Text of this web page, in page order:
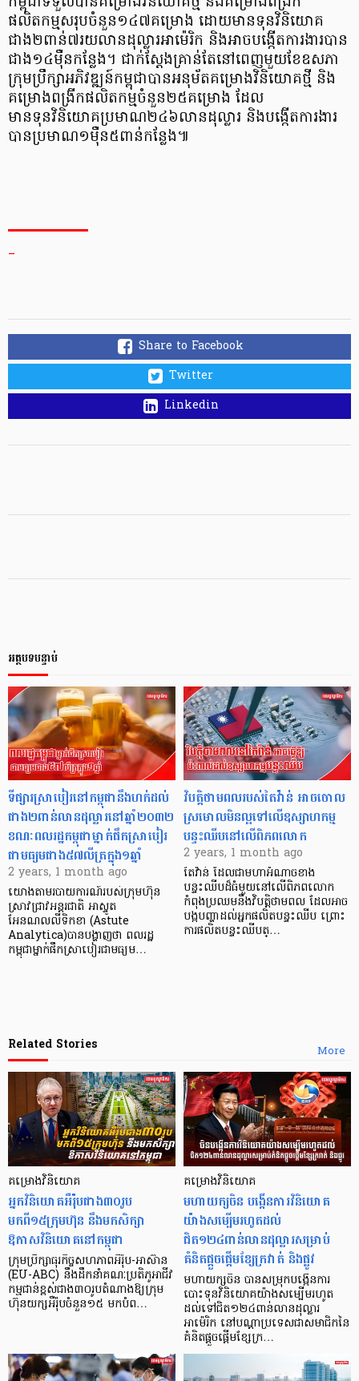
ផលិតកម្មសរុបចំនួន១៤៧គម្រោង ដោយមានទុនវិនិយោគ
ជាង២ពាន់៧រយលានដុល្លារអាម៉េរិក និងអាចបង្កើតការងារបាន
ជាង១៤ម៉ឺនកន្លែង។ ជាក់ស្តែងគ្រាន់តែនៅពេញមួយខែឧសភា
ក្រុមប្រឹក្សាអភិវឌ្ឍន៍កម្ពុជាបានអនុម័តគម្រោងវិនិយោគថ្មី និង
គម្រោងពង្រីកផលិតកម្មចំនួន២៥គម្រោង ដែល
មានទុនវិនិយោគប្រមាណ២៤៦លានដុល្លារ និងបង្កើតការងារ
បានប្រមាណ១ម៉ឺន៥ពាន់កន្លែង៕
_
Share to Facebook
Twitter
Linkedin
អត្ថបទបន្ទាប់
ទីផ្សារស្រាបៀរនៅកម្ពុជានឹងហក់ដល់
ជាង២ពាន់លានដុល្លារនៅឆ្នាំ២០៣២
ខណៈពលរដ្ឋកម្ពុជាម្នាក់ផឹកស្រាបៀរ
ជាមធ្យមជាង៥៧លីត្រក្នុង១ឆ្នាំ
2 years, 1 month ago
យោងតាមរបាយការណ៍របស់ក្រុមហ៊ុន
ស្រាវជ្រាវអន្តរជាតិ អាស្ទូត
អែនណលលីទិកខា (Astute
Analytica)បានបង្ហាញថា ពលរដ្ឋ
កម្ពុជាម្នាក់ផឹកស្រាបៀរជាមធ្យម…
វិបត្តិថាមពលរបស់តៃវ៉ាន់ អាចចោល
ស្រមោលមិនល្អទៅលើឧស្សាហកម្ម
បន្ទះឈីបនៅលើពិភពលោក
2 years, 1 month ago
តៃវ៉ាន់ ដែលជាមហាអំណាចខាង
បន្ទះឈីបដ៏ធំមួយនៅលើពិភពលោក
កំពុងប្រឈមនឹងវិបត្តិថាមពល ដែលអាច
បង្កបញ្ហាដល់អ្នកផលិតបន្ទះឈីប ព្រោះ
ការផលិតបន្ទះឈីបត្…
More
Related Stories
គម្រោងវិនិយោគ
អ្នកវិនិយោគអឺរ៉ុបជាង៣០រូប
មកពី១៥ក្រុមហ៊ុន នឹងមកសិក្សា
ឱកាសវិនិយោគនៅកម្ពុជា
ក្រុមប្រឹក្សាធុរកិច្ចសហភាពអឺរ៉ុប-អាស៊ាន
(EU-ABC) នឹងដឹកនាំគណៈប្រតិភូអាជីវ
កម្មជាន់ខ្ពស់ជាង៣០រូបតំណាងឱ្យក្រុម
ហ៊ុនយក្សអឺរ៉ុបចំនួន១៥ មកបំព…
គម្រោងវិនិយោគ
មហាយក្សចិន បង្កើនការវិនិយោគ
យ៉ាងសម្បើមរហូតដល់
ជិត១២៤ពាន់លានដុល្លារសម្រាប់
គំនិតផ្ដួចផ្ដើមខ្សែក្រវាត់ និងផ្លូវ
មហាយក្សចិន បានសម្រុកបង្កើនការ
បោះទុនវិនិយោគយ៉ាងសម្បើមរហូត
ដល់ទៅជិត១២៤ពាន់លានដុល្លារ
អាម៉េរិក នៅបណ្តាប្រទេសជាសមាជិកនៃ
គំនិតផ្ដួចផ្ដើមខ្សែក្រ…